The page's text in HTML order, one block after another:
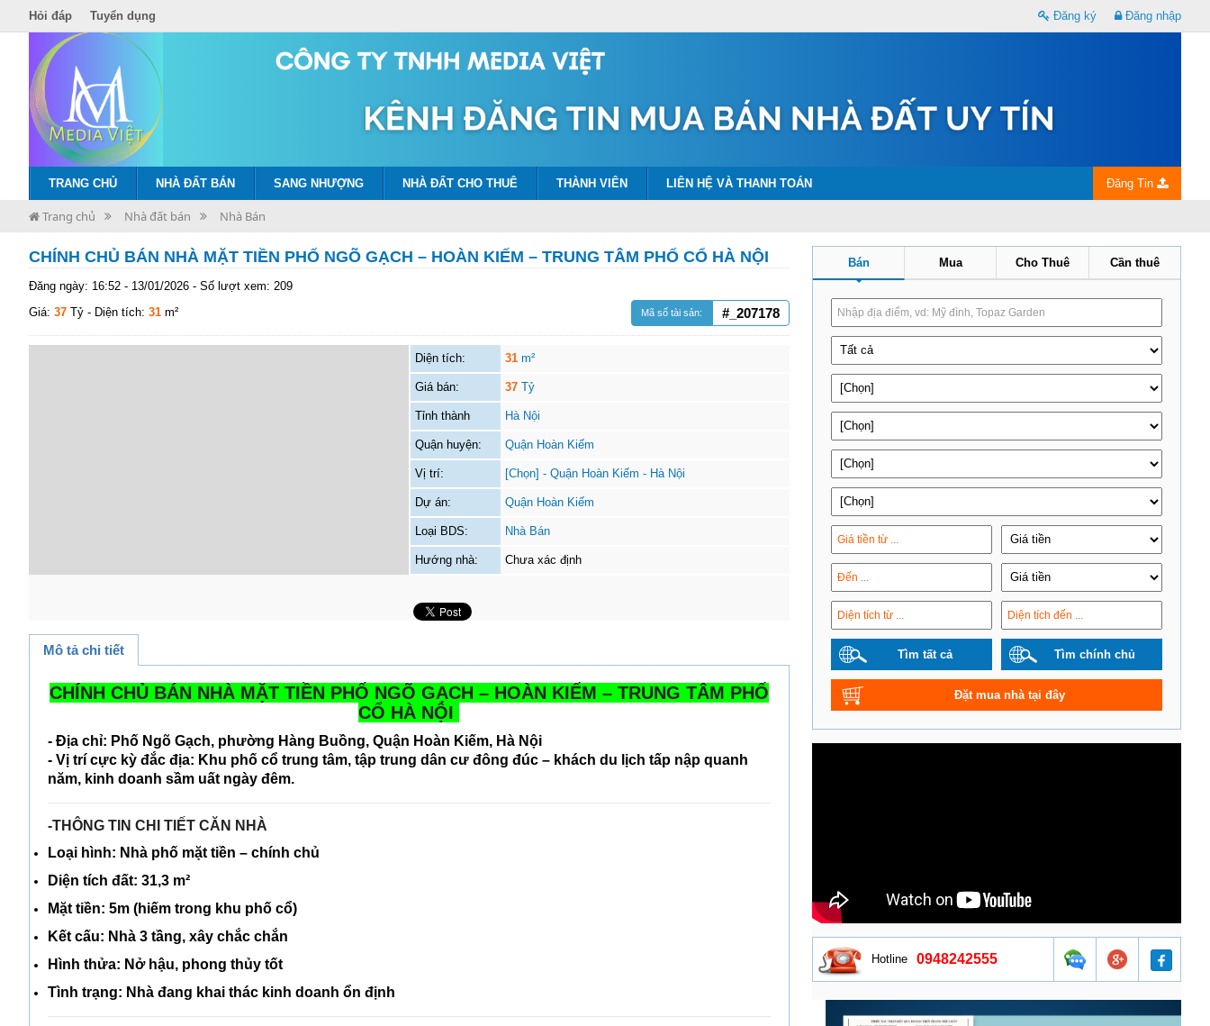
Hỏi đáp Tuyển dụng Đăng ký Đăng nhập
TRANG CHỦ NHÀ ĐẤT BÁN SANG NHƯỢNG NHÀ ĐẤT CHO THUÊ THÀNH VIÊN LIÊN HỆ VÀ THANH TOÁN Đăng Tin
Trang chủ Nhà đất bán Nhà Bán
Bán Mua Cho Thuê Cần thuê
Tìm tất cả Tìm chính chủ
Đặt mua nhà tại đây
Hotline 0948242555
CHÍNH CHỦ BÁN NHÀ MẶT TIỀN PHỐ NGÕ GẠCH – HOÀN KIẾM – TRUNG TÂM PHỐ CỔ HÀ NỘI
Đăng ngày: 16:52 - 13/01/2026 - Số lượt xem: 209
Giá: 37 Tỷ - Diện tích: 31 m² Mã số tài sản: #_207178
Diện tích: 31 m²
Giá bán: 37 Tỷ
Tỉnh thành Hà Nội
Quận huyện: Quận Hoàn Kiếm
Vị trí: [Chọn] - Quận Hoàn Kiếm - Hà Nội
Dự án: Quận Hoàn Kiếm
Loại BDS: Nhà Bán
Hướng nhà: Chưa xác định
Mô tả chi tiết
CHÍNH CHỦ BÁN NHÀ MẶT TIỀN PHỐ NGÕ GẠCH – HOÀN KIẾM – TRUNG TÂM PHỐ
CỔ HÀ NỘI
- Địa chỉ: Phố Ngõ Gạch, phường Hàng Buồng, Quận Hoàn Kiếm, Hà Nội
- Vị trí cực kỳ đắc địa: Khu phố cổ trung tâm, tập trung dân cư đông đúc – khách du lịch tấp nập quanh
năm, kinh doanh sầm uất ngày đêm.
-THÔNG TIN CHI TIẾT CĂN NHÀ
Loại hình: Nhà phố mặt tiền – chính chủ
Diện tích đất: 31,3 m²
Mặt tiền: 5m (hiếm trong khu phố cổ)
Kết cấu: Nhà 3 tầng, xây chắc chắn
Hình thửa: Nở hậu, phong thủy tốt
Tình trạng: Nhà đang khai thác kinh doanh ổn định